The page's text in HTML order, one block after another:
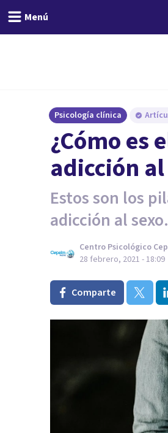
Menú
Psicología clínica
¿Cómo es
adicción al
Estos son los
adicción al sexo.
Centro Psicológico
28 febrero, 2021 - 18:09
Comparte